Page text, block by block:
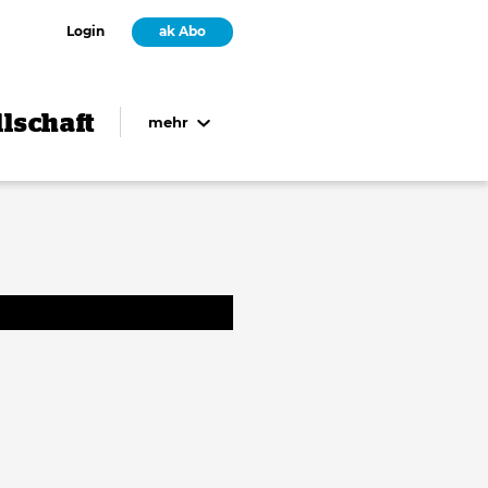
Login ak Abo
mehr